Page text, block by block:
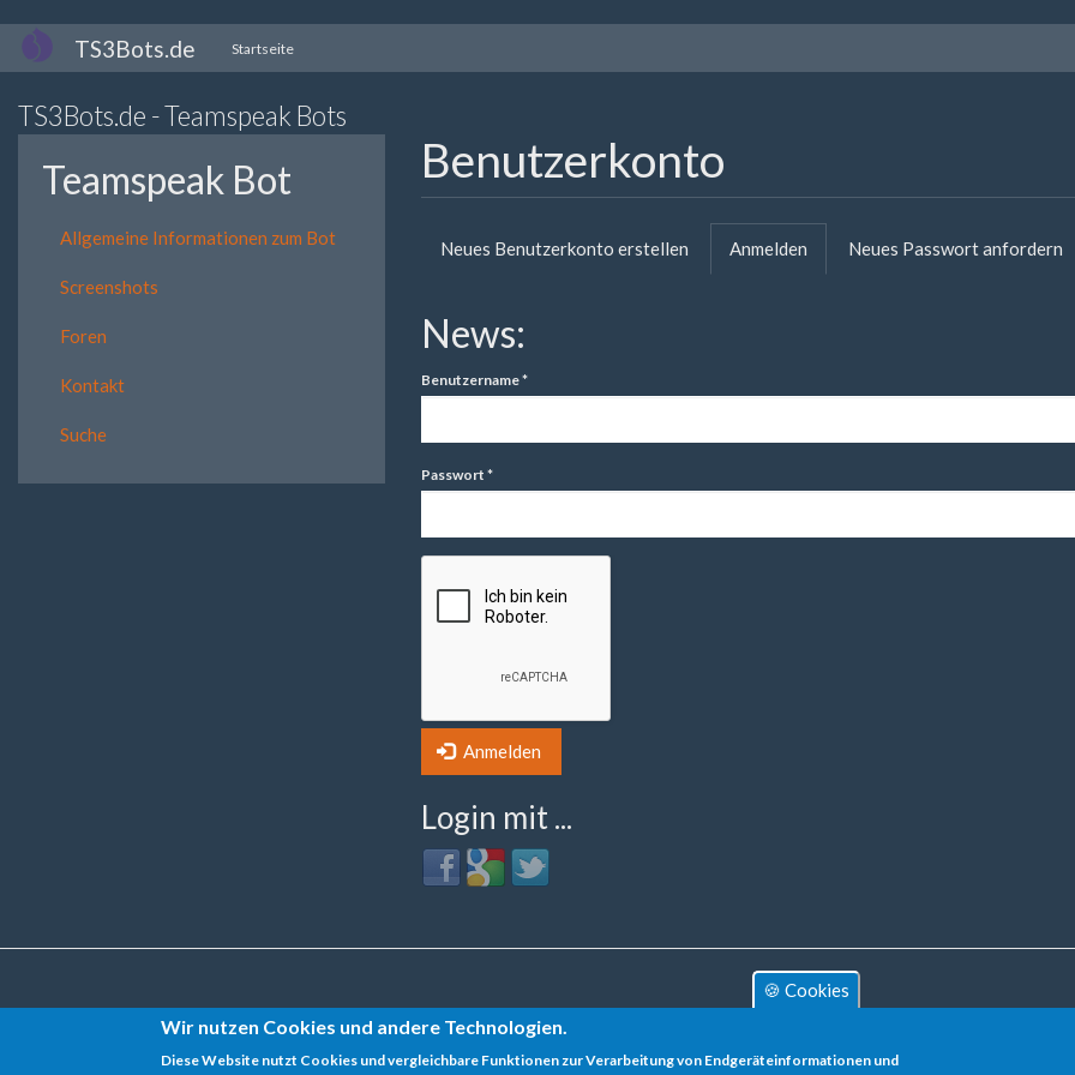
Direkt
zum
TS3Bots.de Startseite
TS3Bots.de - Teamspeak Bots
Teamspeak Bot
Allgemeine Informationen zum Bot
Screenshots
Foren
Kontakt
Suche
Benutzerkonto
Primäre
Neues Benutzerkonto erstellen Anmelden (aktiver
Reiter)
Neues Passwort anfordern
News:
Benutzername*
Passwort *
Anmelden
Login mit ...
Login
with
Login
with
Login
with
Datenschutz
🍪 Cookies
Wir nutzen Cookies und andere Technologien.
Diese Website nutzt Cookies und vergleichbare Funktionen zur Verarbeitung von Endgeräteinformationen und